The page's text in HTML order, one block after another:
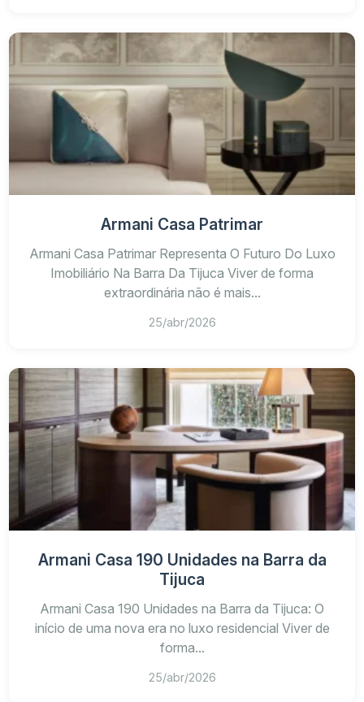
Armani Casa Patrimar
Armani Casa Patrimar Representa O Futuro Do Luxo
Imobiliário Na Barra Da Tijuca Viver de forma
extraordinária não é mais...
25/abr/2026
Armani Casa 190 Unidades na Barra da
Tijuca
Armani Casa 190 Unidades na Barra da Tijuca: O
início de uma nova era no luxo residencial Viver de
forma...
25/abr/2026